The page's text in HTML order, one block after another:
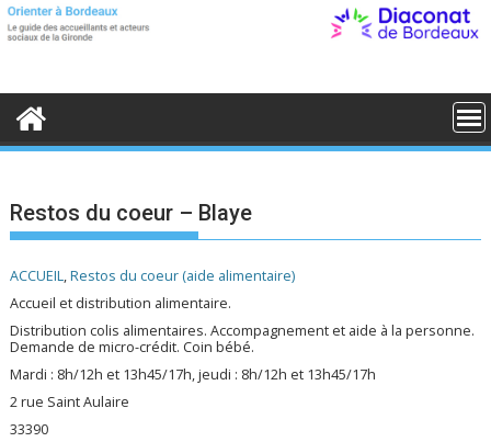
S
t
o
Restos du coeur – Blaye
ACCUEIL,Restos du coeur (aide alimentaire)
Accueil et distribution alimentaire.
Distribution colis alimentaires. Accompagnement et aide à la personne.
Demande de micro-crédit. Coin bébé.
Mardi : 8h/12h et 13h45/17h, jeudi : 8h/12h et 13h45/17h
2 rue Saint Aulaire
33390